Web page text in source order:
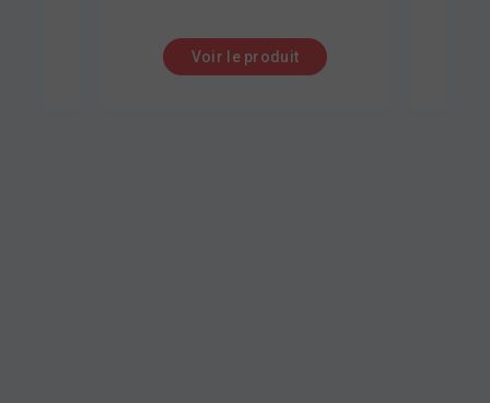
Voir le produit